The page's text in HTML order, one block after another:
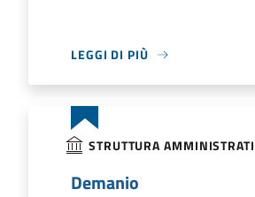
LEGGI DI PIÙ
STRUTTURA
Demanio